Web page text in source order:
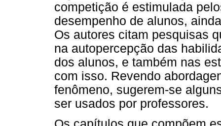
competição é estimulada
desempenho de alunos,
Os autores citam pesquisas
na autopercepção das
dos alunos, e também nas
com isso. Revendo
fenômeno, sugerem-se
ser usados por professores.